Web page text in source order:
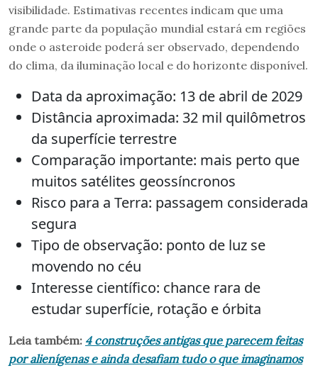
visibilidade. Estimativas recentes indicam que uma
grande parte da população mundial estará em regiões
onde o asteroide poderá ser observado, dependendo
do clima, da iluminação local e do horizonte disponível.
Data da aproximação: 13 de abril de 2029
Distância aproximada: 32 mil quilômetros
da superfície terrestre
Comparação importante: mais perto que
muitos satélites geossíncronos
Risco para a Terra: passagem considerada
segura
Tipo de observação: ponto de luz se
movendo no céu
Interesse científico: chance rara de
estudar superfície, rotação e órbita
Leia também: 4 construções antigas que parecem feitas
por alienígenas e ainda desafiam tudo o que imaginamos